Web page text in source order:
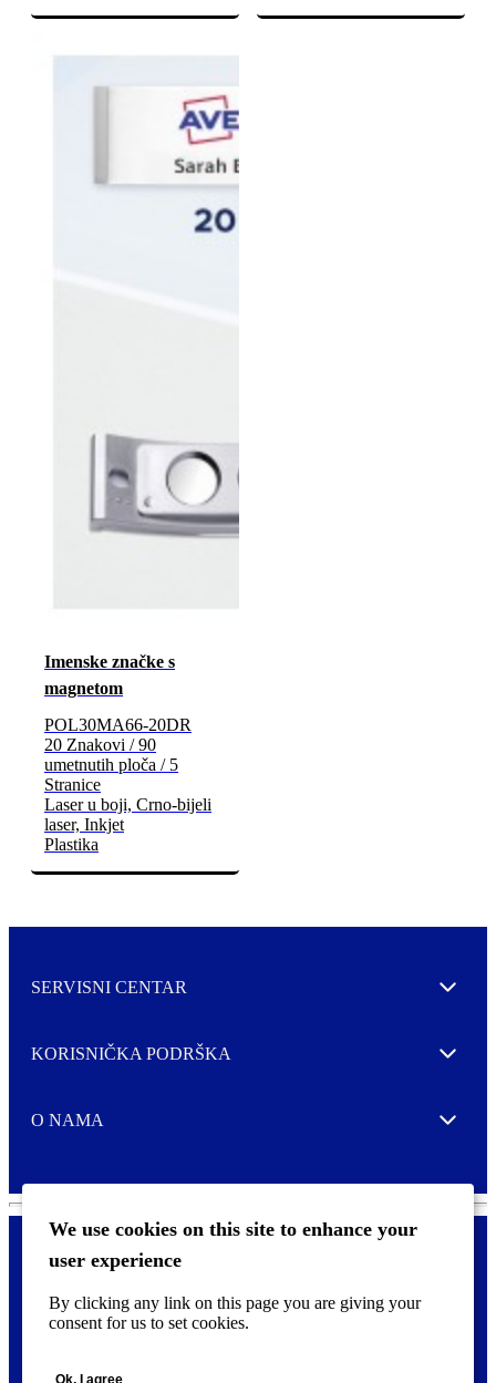
We use cookies on this site to enhance your
user experience
By clicking any link on this page you are giving your
consent for us to set cookies.
Ok, I agree
Imenske značke s
magnetom
POL30MA66-20DR
20 Znakovi / 90
umetnutih ploča / 5
Stranice
Laser u boji, Crno-bijeli
laser, Inkjet
Plastika
SERVISNI CENTAR Expand
KORISNIČKA PODRŠKA Expand
O NAMA Expand
o
Pravne i tzv. Cookie obavijesti